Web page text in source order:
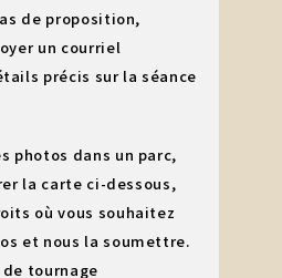
de proposition,
un courriel
précis sur la séance
photos dans un parc,
la carte ci-dessous,
où vous souhaitez
et nous la soumettre.
de tournage